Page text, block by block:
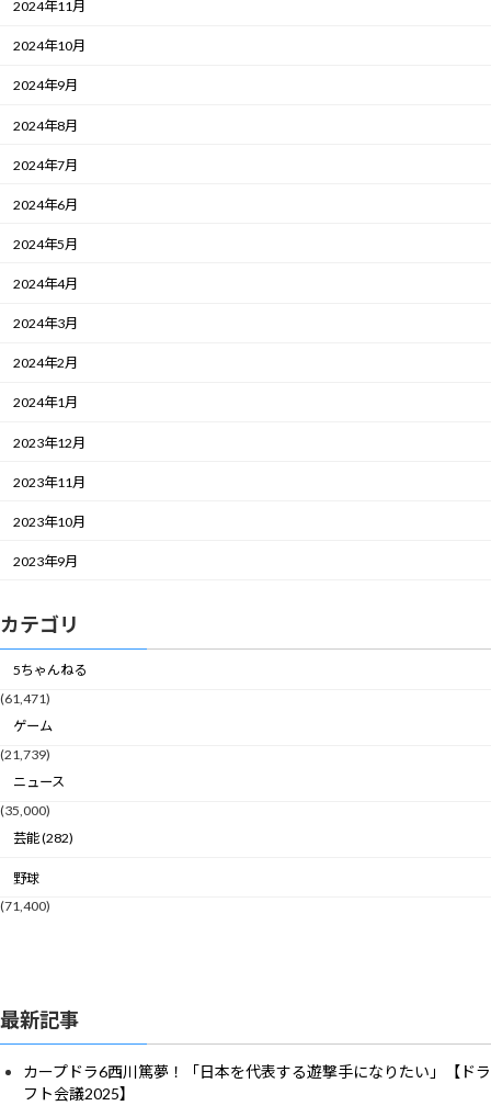
2024年11月
2024年10月
2024年9月
2024年8月
2024年7月
2024年6月
2024年5月
2024年4月
2024年3月
2024年2月
2024年1月
2023年12月
2023年11月
2023年10月
2023年9月
カテゴリ
5ちゃんねる
(61,471)
ゲーム
(21,739)
ニュース
(35,000)
芸能 (282)
野球
(71,400)
最新記事
カープドラ6西川篤夢！「日本を代表する遊撃手になりたい」【ドラ
フト会議2025】